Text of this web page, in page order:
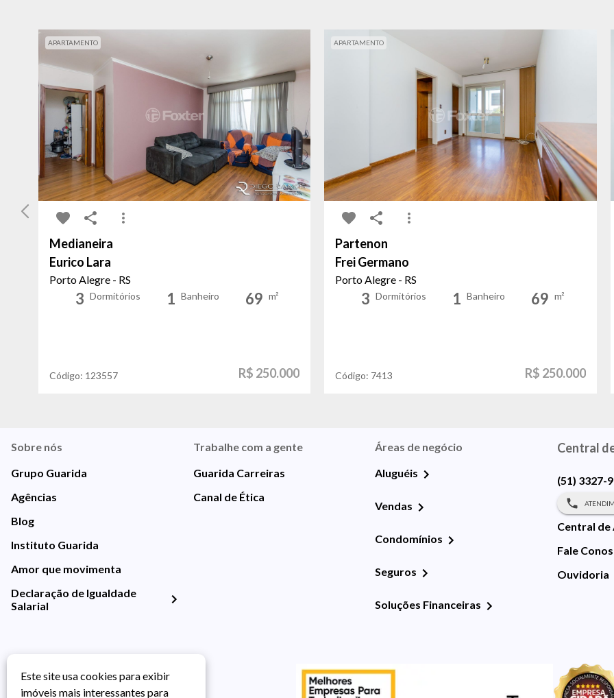
APARTAMENTO
Medianeira
Eurico Lara
Porto Alegre - RS
3 Dormitórios 1 Banheiro 69 m²
Código: 123557 R$ 250.000
APARTAMENTO
Partenon
Frei Germano
Porto Alegre - RS
3 Dormitórios 1 Banheiro 69 m²
Código: 7413 R$ 250.000
Sobre nós
Grupo Guarida
Agências
Blog
Instituto Guarida
Amor que movimenta
Declaração de Igualdade
Salarial
Trabalhe com a gente
Guarida Carreiras
Canal de Ética
Áreas de negócio
Aluguéis
Vendas
Condomínios
Seguros
Soluções Financeiras
Central
(51) 3327-
Central de
Fale
Ouvidoria
Este site usa cookies para exibir
imóveis mais interessantes para